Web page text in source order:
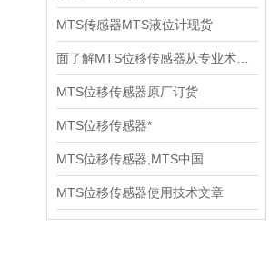
MTS传感器MTS液位计现货
MTS位移传感器原厂订货
MTS位移传感器*
MTS位移传感器,MTS中国
MTS位移传感器使用技术文章